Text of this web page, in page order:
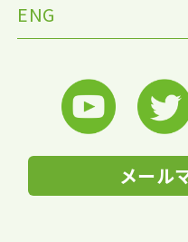
ENG
メール